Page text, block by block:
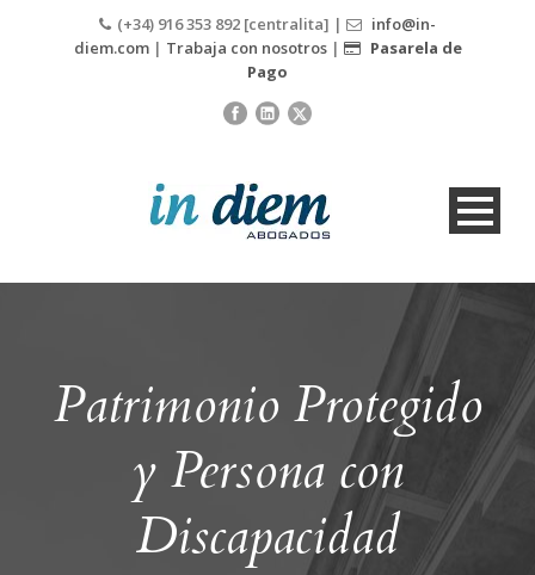
(+34) 916 353 892 [centralita] |
info@in-
diem.com| Trabaja con nosotros|
Pasarela de
Pago
Patrimonio Protegido
y Persona con
Discapacidad